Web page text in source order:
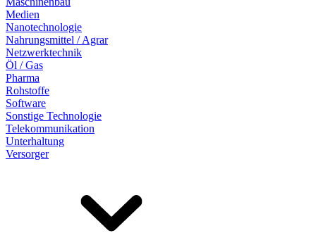
Medien
Nanotechnologie
Nahrungsmittel / Agrar
Netzwerktechnik
Öl / Gas
Pharma
Rohstoffe
Software
Sonstige Technologie
Telekommunikation
Unterhaltung
Versorger